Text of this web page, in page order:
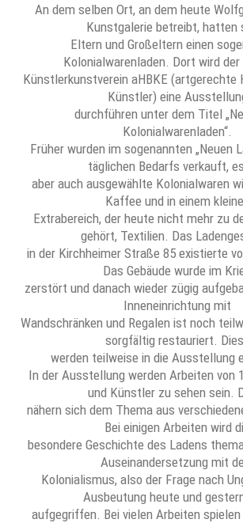
An dem selben Ort, an dem heute
Kunstgalerie betreibt, hatten
Eltern und Großeltern einen
Kolonialwarenladen. Dort wird
Künstlerkunstverein aHBKE (artgerechte
Künstler) eine
durchführen unter dem Titel
Kolonialwarenladen“.
Früher wurden im sogenannten „Neuen
täglichen Bedarfs verkauft,
aber auch ausgewählte Kolonialwaren
Kaffee und in einem
Extrabereich, der heute nicht mehr zu
gehört, Textilien. Das
in der Kirchheimer Straße 85 existierte
Das Gebäude wurde im
zerstört und danach wieder zügig
Inneneinrichtung mit
Wandschränken und Regalen ist noch
sorgfältig restauriert.
werden teilweise in die Ausstellung
In der Ausstellung werden Arbeiten von
und Künstler zu sehen sein.
nähern sich dem Thema aus
Bei einigen Arbeiten wird
besondere Geschichte des Ladens
Auseinandersetzung mit
Kolonialismus, also der Frage nach
Ausbeutung heute und
aufgegriffen. Bei vielen Arbeiten spielen